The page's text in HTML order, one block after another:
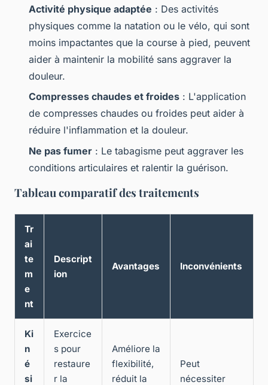
Activité physique adaptée : Des activités
physiques comme la natation ou le vélo, qui sont
moins impactantes que la course à pied, peuvent
aider à maintenir la mobilité sans aggraver la
douleur.
Compresses chaudes et froides : L'application
de compresses chaudes ou froides peut aider à
réduire l'inflammation et la douleur.
Ne pas fumer : Le tabagisme peut aggraver les
conditions articulaires et ralentir la guérison.
Tableau comparatif des traitements
Tr
ai
te
m
e
nt
Descript
ion
Avantages Inconvénients
Ki
n
é
si
Exercice
s pour
restaure
r la
Améliore la
flexibilité,
réduit la
Peut
nécessiter